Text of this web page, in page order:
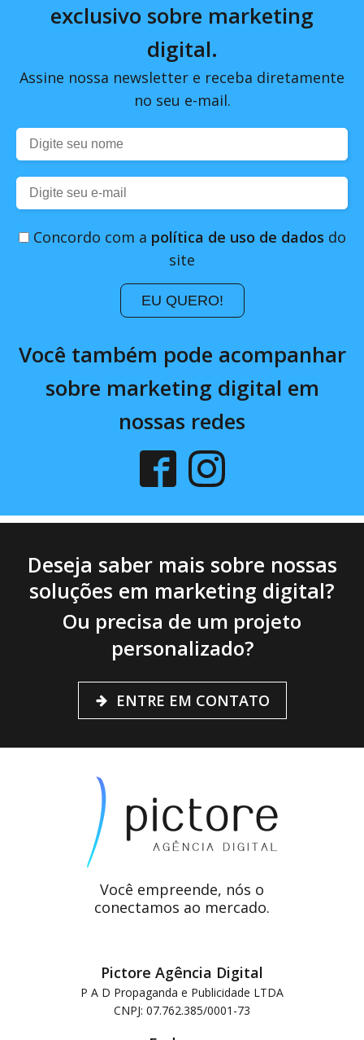
exclusivo sobre marketing
digital.
Assine nossa newsletter e receba diretamente
no seu e-mail.
Concordo com a política de uso de dados do
site
EU QUERO!
Você também pode acompanhar
sobre marketing digital em
nossas redes
Deseja saber mais sobre nossas
soluções em marketing digital?
Ou precisa de um projeto
personalizado?
ENTRE EM CONTATO
Você empreende, nós o
conectamos ao mercado.
Pictore Agência Digital
P A D Propaganda e Publicidade LTDA
CNPJ: 07.762.385/0001-73